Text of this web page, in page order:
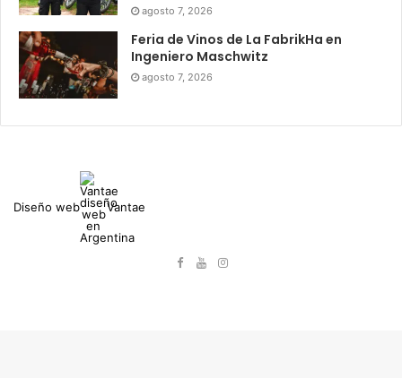
agosto 7, 2026
Feria de Vinos de La FabrikHa en
Ingeniero Maschwitz
agosto 7, 2026
Diseño web Vantae